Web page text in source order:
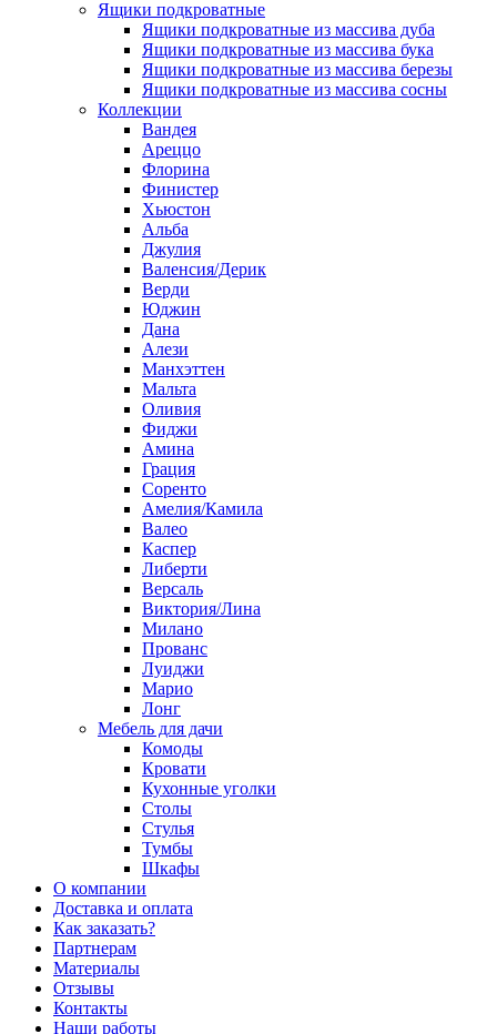
Ящики подкроватные
Ящики подкроватные из массива дуба
Ящики подкроватные из массива бука
Ящики подкроватные из массива березы
Ящики подкроватные из массива сосны
Коллекции
Вандея
Ареццо
Флорина
Финистер
Хьюстон
Альба
Джулия
Валенсия/Дерик
Верди
Юджин
Дана
Алези
Манхэттен
Мальта
Оливия
Фиджи
Амина
Грация
Соренто
Амелия/Камила
Валео
Каспер
Либерти
Версаль
Виктория/Лина
Милано
Прованс
Луиджи
Марио
Лонг
Мебель для дачи
Комоды
Кровати
Кухонные уголки
Столы
Стулья
Тумбы
Шкафы
О компании
Доставка и оплата
Как заказать?
Партнерам
Материалы
Отзывы
Контакты
Наши работы